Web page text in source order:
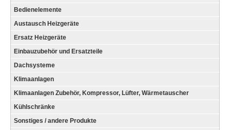
Bedienelemente
Austausch Heizgeräte
Ersatz Heizgeräte
Einbauzubehör und Ersatzteile
Dachsysteme
Klimaanlagen
Klimaanlagen Zubehör, Kompressor, Lüfter, Wärmetauscher
Kühlschränke
Sonstiges / andere Produkte